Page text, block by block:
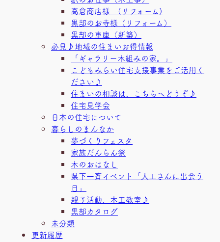
高倉商店様 (リフォーム)
黒部のお寺様（リフォーム）
黒部の車庫（新築）
必見♪地域の住まいお得情報
「ギャラリー木組みの家。」
こどもみらい住宅支援事業をご活用く
ださい♪
住まいの相談は、こちらへどうぞ♪
住宅見学会
日本の住宅について
暮らしのまんなか
夢づくりフェスタ
家族だんらん祭
木のおはなし
県下一斉イベント「大工さんに出会う
日」
親子活動、木工教室♪
黒部カタログ
未分類
更新履歴